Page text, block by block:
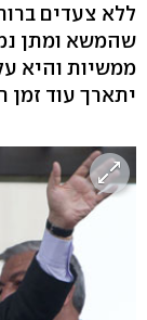
ללא צעדים
שהמשא ומתן
ממשיות והיא
יתארך עוד זמן